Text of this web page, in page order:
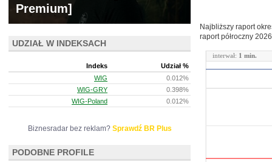
Najbliższy raport
raport półroczny
interwał: 1 min.
Premium]
UDZIAŁ W INDEKSACH
Indeks
Udział %
WIG
0.012%
WIG-GRY
0.398%
WIG-Poland
0.012%
Biznesradar bez reklam? Sprawdź BR Plus
PODOBNE PROFILE